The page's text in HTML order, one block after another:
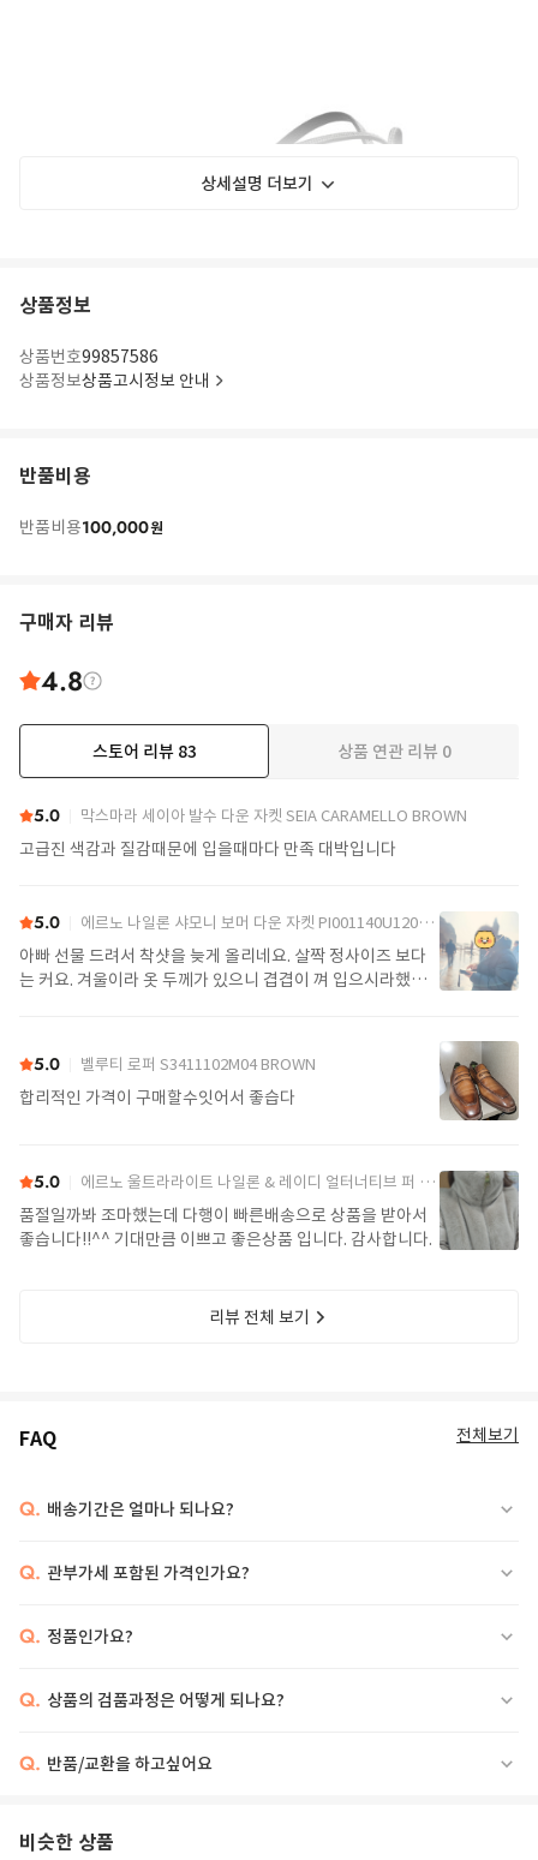
상세설명 더보기
상품정보
상품번호99857586
상품정보상품고시정보 안내
반품비용
반품비용100,000원
구매자 리뷰
4.8
스토어 리뷰 83 상품 연관 리뷰 0
5.0 막스마라 세이아 발수 다운 자켓 SEIA CARAMELLO BROWN
고급진 색감과 질감때문에 입을때마다 만족 대박입니다
5.0 에르노 나일론 샤모니 보머 다운 자켓 PI001140U12004Z 9389 Black
아빠 선물 드려서 착샷을 늦게 올리네요. 살짝 정사이즈 보다
는 커요. 겨울이라 옷 두께가 있으니 겹겹이 껴 입으시라했어
5.0 벨루티 로퍼 S3411102M04 BROWN
합리적인 가격이 구매할수잇어서 좋습다
5.0 에르노 울트라라이트 나일론 & 레이디 얼터너티브 퍼 케이프 PI002017D 12017Z 1985Chatilly Beige
품절일까봐 조마했는데 다행이 빠른배송으로 상품을 받아서
좋습니다!!^^ 기대만큼 이쁘고 좋은상품 입니다. 감사합니다.
리뷰 전체 보기
FAQ 전체보기
Q. 배송기간은 얼마나 되나요?
Q. 관부가세 포함된 가격인가요?
Q. 정품인가요?
Q. 상품의 검품과정은 어떻게 되나요?
Q. 반품/교환을 하고싶어요
비슷한 상품